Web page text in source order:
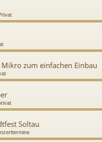
zum einfachen Einbau
Soltau